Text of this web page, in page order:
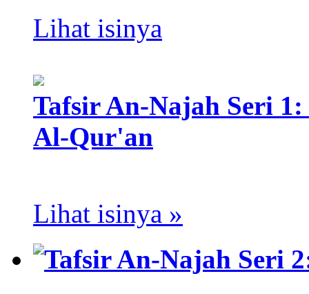
Lihat isinya
Tafsir An-Najah Seri
Al-Qur'an
Lihat isinya »
Tafsir An-Najah Seri